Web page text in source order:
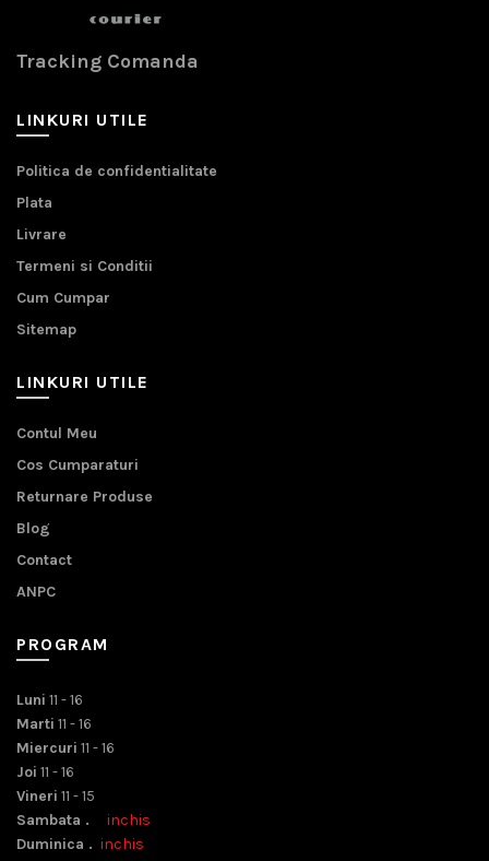
Tracking Comanda
LINKURI UTILE
Politica de confidentialitate
Plata
Livrare
Termeni si Conditii
Cum Cumpar
Sitemap
LINKURI UTILE
Contul Meu
Cos Cumparaturi
Returnare Produse
Blog
Contact
ANPC
PROGRAM
Luni 11 - 16
Marti 11 - 16
Miercuri 11 - 16
Joi 11 - 16
Vineri 11 - 15
Sambata . inchis
Duminica . inchis